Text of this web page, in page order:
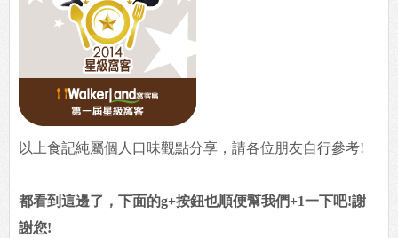
以上食記純屬個人口味觀點分享，請各位朋友自行參考!
都看到這邊了，下面的g+按鈕也順便幫我們+1一下吧!謝
謝您!